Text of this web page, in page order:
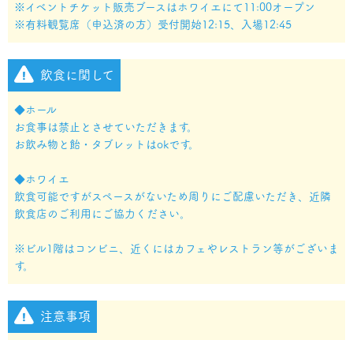
※イベントチケット販売ブースはホワイエにて11:00オープン
※有料観覧席（申込済の方）受付開始12:15、入場12:45
飲食に関して
◆ホール
お食事は禁止とさせていただきます。
お飲み物と飴・タブレットはokです。
◆ホワイエ
飲食可能ですがスペースがないため周りにご配慮いただき、近隣
飲食店のご利用にご協力ください。
※ビル1階はコンビニ、近くにはカフェやレストラン等がございま
す。
注意事項